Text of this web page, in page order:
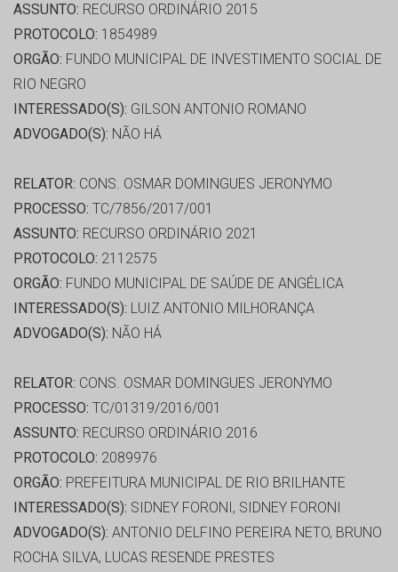
ASSUNTO: RECURSO ORDINÁRIO 2015
PROTOCOLO: 1854989
ORGÃO: FUNDO MUNICIPAL DE INVESTIMENTO SOCIAL DE
RIO NEGRO
INTERESSADO(S): GILSON ANTONIO ROMANO
ADVOGADO(S): NÃO HÁ
RELATOR: CONS. OSMAR DOMINGUES JERONYMO
PROCESSO: TC/7856/2017/001
ASSUNTO: RECURSO ORDINÁRIO 2021
PROTOCOLO: 2112575
ORGÃO: FUNDO MUNICIPAL DE SAÚDE DE ANGÉLICA
INTERESSADO(S): LUIZ ANTONIO MILHORANÇA
ADVOGADO(S): NÃO HÁ
RELATOR: CONS. OSMAR DOMINGUES JERONYMO
PROCESSO: TC/01319/2016/001
ASSUNTO: RECURSO ORDINÁRIO 2016
PROTOCOLO: 2089976
ORGÃO: PREFEITURA MUNICIPAL DE RIO BRILHANTE
INTERESSADO(S): SIDNEY FORONI, SIDNEY FORONI
ADVOGADO(S): ANTONIO DELFINO PEREIRA NETO, BRUNO
ROCHA SILVA, LUCAS RESENDE PRESTES